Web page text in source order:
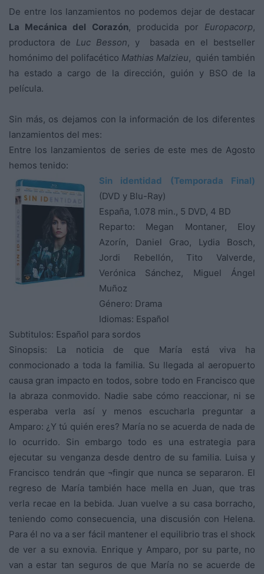
De entre los lanzamientos no podemos dejar de destacar
La Mecánica del Corazón, producida por Europacorp,
productora de Luc Besson, y basada en el bestseller
homónimo del polifacético Mathias Malzieu, quién también
ha estado a cargo de la dirección, guión y BSO de la
película.
Sin más, os dejamos con la información de los diferentes
lanzamientos del mes:
Entre los lanzamientos de series de este mes de Agosto
hemos tenido:
Sin identidad (Temporada Final)
(DVD y Blu-Ray)
España, 1.078 min., 5 DVD, 4 BD
Reparto: Megan Montaner, Eloy
Azorín, Daniel Grao, Lydia Bosch,
Jordi Rebellón, Tito Valverde,
Verónica Sánchez, Miguel Ángel
Muñoz
Género: Drama
Idiomas: Español
Subtitulos: Español para sordos
Sinopsis: La noticia de que María está viva ha
conmocionado a toda la familia. Su llegada al aeropuerto
causa gran impacto en todos, sobre todo en Francisco que
la abraza conmovido. Nadie sabe cómo reaccionar, ni se
esperaba verla así y menos escucharla preguntar a
Amparo: ¿Y tú quién eres? María no se acuerda de nada de
lo ocurrido. Sin embargo todo es una estrategia para
ejecutar su venganza desde dentro de su familia. Luisa y
Francisco tendrán que ¬fingir que nunca se separaron. El
regreso de María también hace mella en Juan, que tras
verla recae en la bebida. Juan vuelve a su casa borracho,
teniendo como consecuencia, una discusión con Helena.
Para él no va a ser fácil mantener el equilibrio tras el shock
de ver a su exnovia. Enrique y Amparo, por su parte, no
van a estar tan seguros de que María no se acuerde de